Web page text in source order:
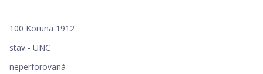
100 Koruna 1912
stav - UNC
neperforovaná